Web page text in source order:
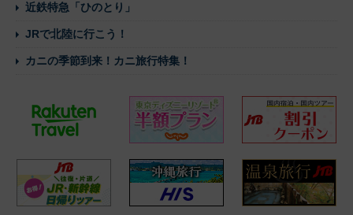
近鉄特急「ひのとり」
JRで北陸に行こう！
カニの季節到来！カニ旅行特集！